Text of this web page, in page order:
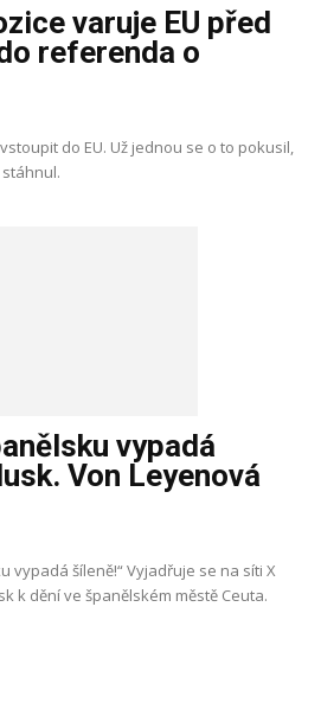
varuje EU před
referenda o
do EU. Už jednou se o to pokusil,
vypadá
Von Leyenová
vypadá šíleně!“ Vyjadřuje se na síti X
k dění ve španělském městě Ceuta.